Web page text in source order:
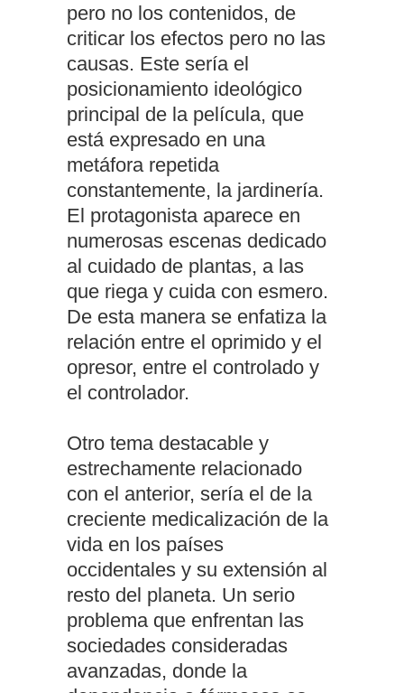
pero no los contenidos, de
criticar los efectos pero no las
causas. Este sería el
posicionamiento ideológico
principal de la película, que
está expresado en una
metáfora repetida
constantemente, la jardinería.
El protagonista aparece en
numerosas escenas dedicado
al cuidado de plantas, a las
que riega y cuida con esmero.
De esta manera se enfatiza la
relación entre el oprimido y el
opresor, entre el controlado y
el controlador.
Otro tema destacable y
estrechamente relacionado
con el anterior, sería el de la
creciente medicalización de la
vida en los países
occidentales y su extensión al
resto del planeta. Un serio
problema que enfrentan las
sociedades consideradas
avanzadas, donde la